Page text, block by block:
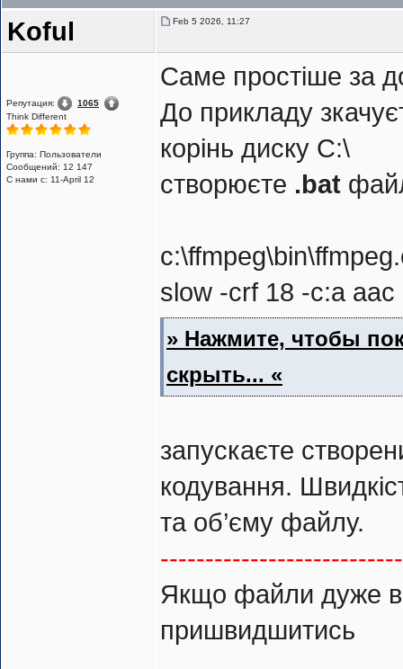
Koful Feb 5 2026, 11:27
Репутация:
1065
Think Different
Группа: Пользователи
Сообщений: 12 147
С нами с: 11-April 12
Саме простіше за
До прикладу
корінь диску С:\
створюєте .bat
slow -crf 18 -c:a
» Нажмите, чтобы
скрыть... «
запускаєте
кодування.
та об’єму файлу.
Якщо файли дуже
пришвидшитись